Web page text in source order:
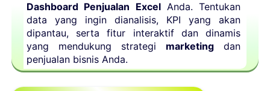
Dashboard Penjualan ExcelAnda. Tentukan
data yang ingin dianalisis, KPI yang akan
dipantau, serta fitur interaktif dan dinamis
yang mendukung strategi marketing dan
penjualan bisnis Anda.